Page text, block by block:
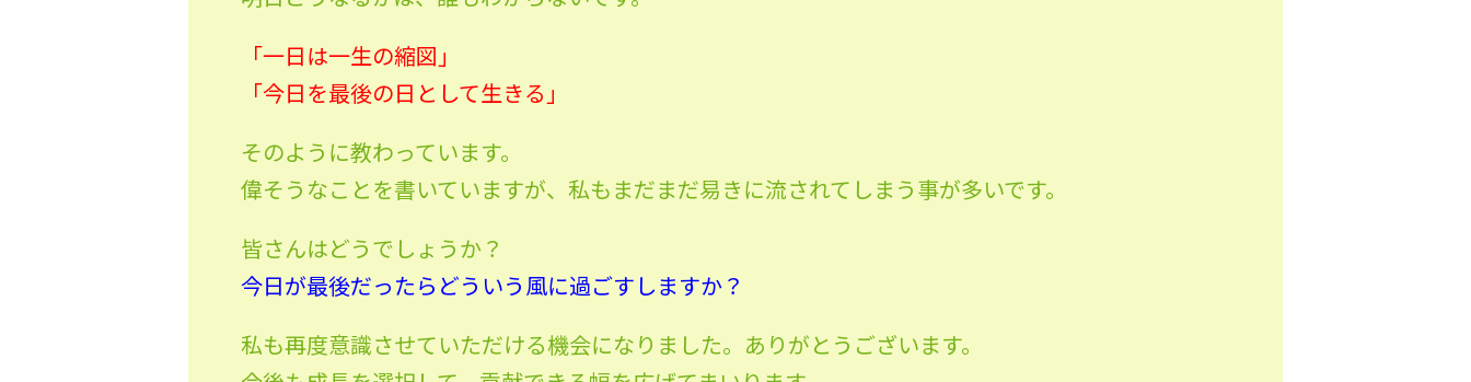
「一日は一生の縮図」
「今日を最後の日として生きる」
そのように教わっています。
偉そうなことを書いていますが、私もまだまだ易きに流されてしまう事が多いです。
皆さんはどうでしょうか？
今日が最後だったらどういう風に過ごすしますか？
私も再度意識させていただける機会になりました。ありがとうございます。